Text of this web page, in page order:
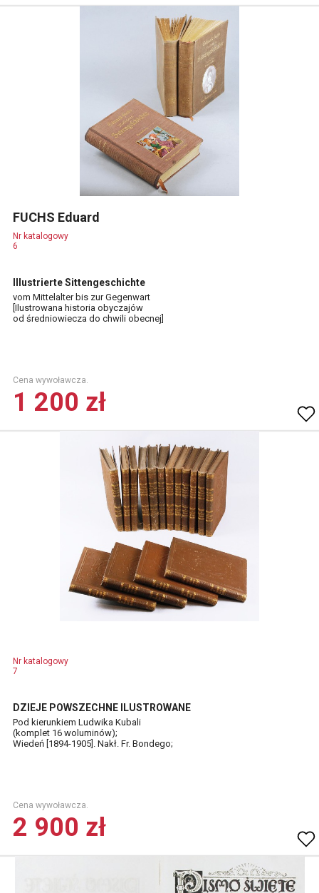
FUCHS Eduard
Nr katalogowy
6
Illustrierte Sittengeschichte
vom Mittelalter bis zur Gegenwart
[Ilustrowana historia obyczajów
od średniowiecza do chwili obecnej]
Cena wywoławcza.
1 200 zł
Nr katalogowy
7
DZIEJE POWSZECHNE ILUSTROWANE
Pod kierunkiem Ludwika Kubali
(komplet 16 woluminów);
Wiedeń [1894-1905]. Nakł. Fr. Bondego;
Cena wywoławcza.
2 900 zł